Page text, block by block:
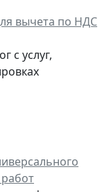
вычета по НДС
с услуг,